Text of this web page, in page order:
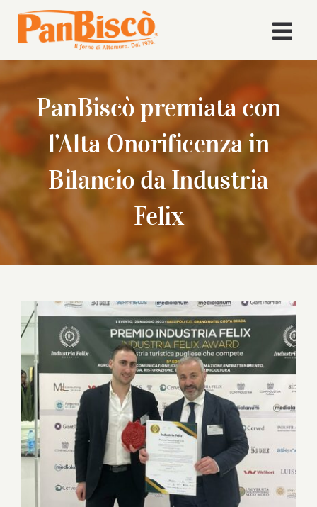
Salta
Azienda
Volley
Prodotti
Ricette
News
Download
Contatti
SHOP
Cerca
PanBiscò premiata con
l’Alta Onorificenza in
Bilancio da Industria
Felix
Ingrandisci
immagine